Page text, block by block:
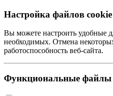
Настройка файлов cookie
Вы можете настроить удобные
необходимых. Отмена
работоспособность веб-сайта.
Функциональные файлы